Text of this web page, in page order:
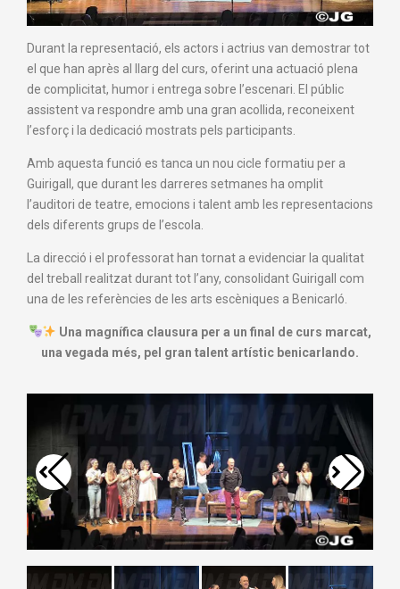
Durant la representació, els actors i actrius van demostrar tot
el que han après al llarg del curs, oferint una actuació plena
de complicitat, humor i entrega sobre l’escenari. El públic
assistent va respondre amb una gran acollida, reconeixent
l’esforç i la dedicació mostrats pels participants.
Amb aquesta funció es tanca un nou cicle formatiu per a
Guirigall, que durant les darreres setmanes ha omplit
l’auditori de teatre, emocions i talent amb les representacions
dels diferents grups de l’escola.
La direcció i el professorat han tornat a evidenciar la qualitat
del treball realitzat durant tot l’any, consolidant Guirigall com
una de les referències de les arts escèniques a Benicarló.
Una magnífica clausura per a un final de curs marcat,
una vegada més, pel gran talent artístic benicarlando.